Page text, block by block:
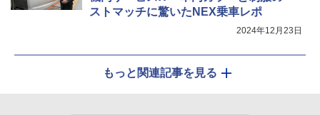
ストマッチに驚いたNEX乗車レポ
2024年12月23日
もっと関連記事を見る